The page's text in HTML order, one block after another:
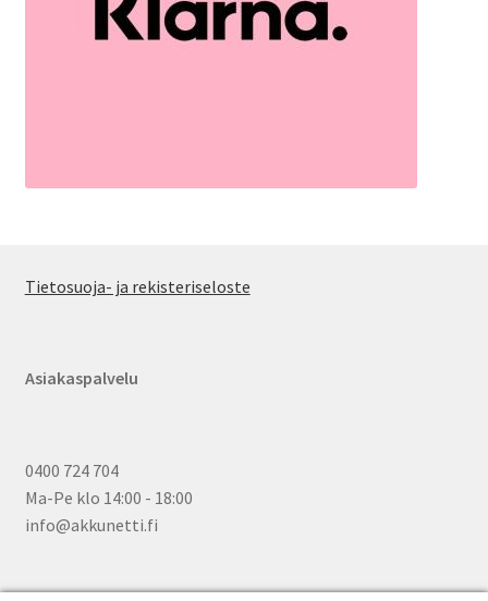
Tietosuoja- ja rekisteriseloste
Asiakaspalvelu
0400 724 704
Ma-Pe klo 14:00 - 18:00
info@akkunetti.fi